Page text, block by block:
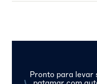
Pronto para levar